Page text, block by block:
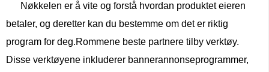
Nøkkelen er å vite og forstå hvordan produktet eieren
betaler, og deretter kan du bestemme om det er riktig
program for deg.Rommene beste partnere tilby verktøy.
Disse verktøyene inkluderer bannerannonseprogrammer,